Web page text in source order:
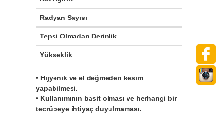
Radyan Sayısı
Tepsi Olmadan Derinlik
Yükseklik
• Hijyenik ve el değmeden kesim
yapabilmesi.
• Kullanımının basit olması ve herhangi bir
tecrübeye ihtiyaç duyulmaması.